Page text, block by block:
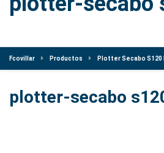
Fcovillar Productos Plotter Secabo S120 II
plotter-secabo